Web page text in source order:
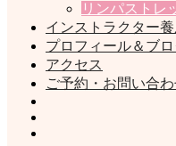
リンパストレ
インストラクター
プロフィール＆ブ
アクセス
ご予約・お問い合